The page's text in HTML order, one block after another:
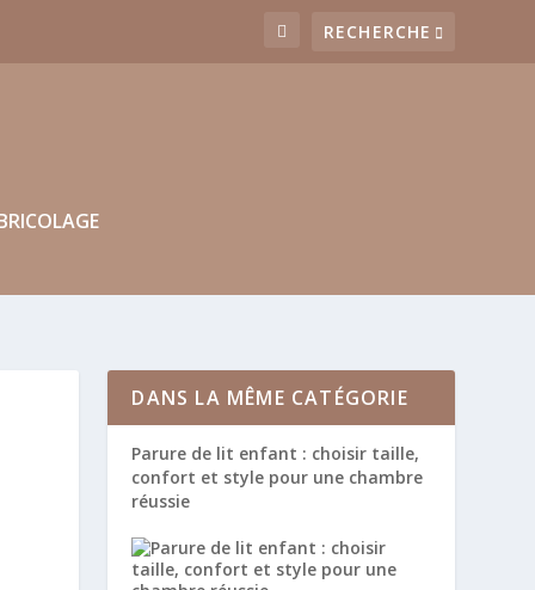
DANS LA MÊME CATÉGORIE
Parure de lit enfant : choisir taille,
confort et style pour une chambre
réussie